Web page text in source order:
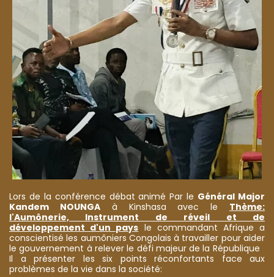
Lors de la conférence débat animé Par le Général Major
Kandem NOUNGAà Kinshasa avec le Thème:
l'Aumônerie, Instrument de réveil et de
développement d'un pays le commandant Afrique a
conscientisé les aumôniers Congolais à travailler pour aider
le gouvernement à relever le défi majeur de la République
Il a présenter les six points réconfortants face aux
problèmes de la vie dans la société: